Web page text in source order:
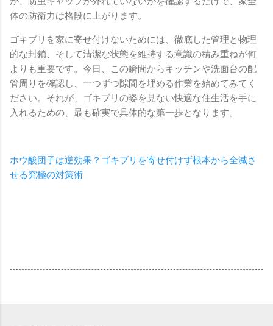
体の防衛力は格段に上がります。
ゴキブリを家に寄せ付けないためには、徹底した管理と物理
的な封鎖、そして清潔な状態を維持する意識の積み重ねが何
よりも重要です。今日、この瞬間からキッチンや洗面台の配
管周りを確認し、一つずつ隙間を埋める作業を始めてみてく
ださい。それが、ゴキブリの姿を見ない快適な住生活を手に
入れるための、最も確実で具体的な第一歩となります。
ホウ酸団子は逆効果？ゴキブリを寄せ付けず根本から全滅さ
せる究極の対策術